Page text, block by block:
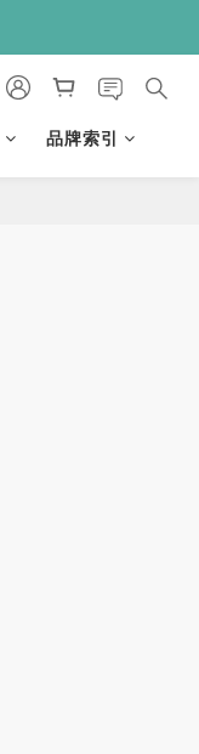
品牌索引